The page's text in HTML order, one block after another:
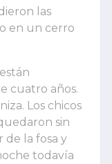
las
en un cerro
cuatro años.
Los chicos
sin
de la fosa y
todavía